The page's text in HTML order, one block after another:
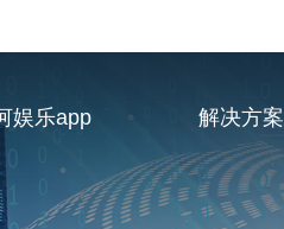
娱乐app 解决方案